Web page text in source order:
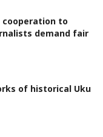
cooperation to
demand fair
of historical Uku